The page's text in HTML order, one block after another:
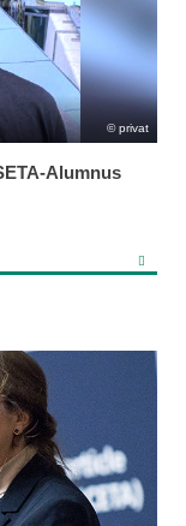
privat
Alumnus